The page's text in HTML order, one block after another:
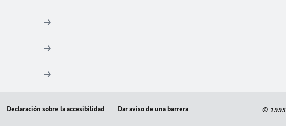
Declaración sobre la accesibilidad Dar aviso de una barrera ©